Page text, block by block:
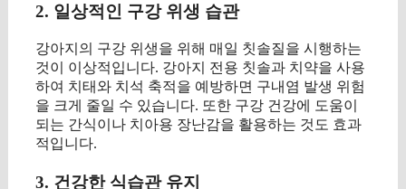
2. 일상적인 구강 위생 습관
강아지의 구강 위생을 위해 매일 칫솔질을 시행하는
것이 이상적입니다. 강아지 전용 칫솔과 치약을 사용
하여 치태와 치석 축적을 예방하면 구내염 발생 위험
을 크게 줄일 수 있습니다. 또한 구강 건강에 도움이
되는 간식이나 치아용 장난감을 활용하는 것도 효과
적입니다.
3. 건강한 식습관 유지